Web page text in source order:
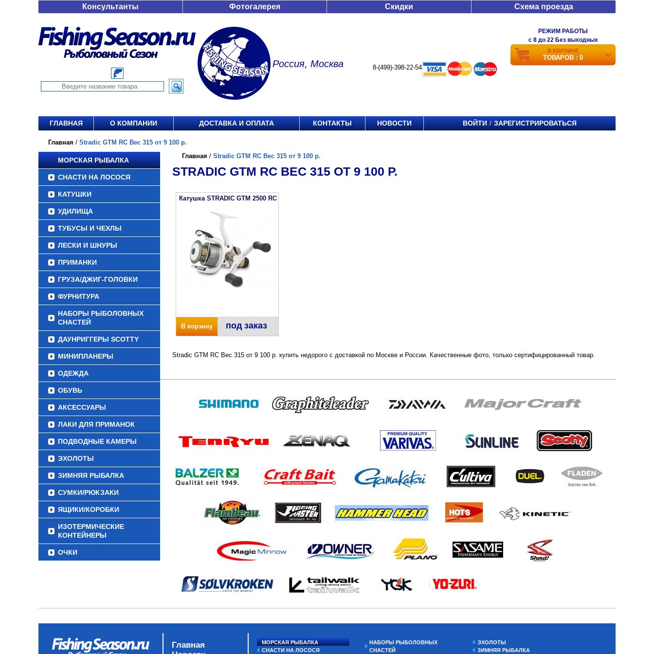
Консультанты Фотогалерея Скидки Схема проезда
Россия, Москва 8-(499)-398-22-54
РЕЖИМ РАБОТЫ
c 8 до 22 Без выходных
В КОРЗИНЕ
ТОВАРОВ : 0
ГЛАВНАЯ О КОМПАНИИ ДОСТАВКА И ОПЛАТА КОНТАКТЫ НОВОСТИ ВОЙТИ / ЗАРЕГИСТРИРОВАТЬСЯ
Главная / Stradic GTM RC Вес 315 от 9 100 р.
МОРСКАЯ РЫБАЛКА
СНАСТИ НА ЛОСОСЯ
КАТУШКИ
УДИЛИЩА
ТУБУСЫ И ЧЕХЛЫ
ЛЕСКИ И ШНУРЫ
ПРИМАНКИ
ГРУЗА/ДЖИГ-ГОЛОВКИ
ФУРНИТУРА
НАБОРЫ РЫБОЛОВНЫХ
СНАСТЕЙ
ДАУНРИГГЕРЫ SCOTTY
МИНИПЛАНЕРЫ
ОДЕЖДА
ОБУВЬ
АКСЕССУАРЫ
ЛАКИ ДЛЯ ПРИМАНОК
ПОДВОДНЫЕ КАМЕРЫ
ЭХОЛОТЫ
ЗИМНЯЯ РЫБАЛКА
СУМКИ/РЮКЗАКИ
ЯЩИКИ/КОРОБКИ
ИЗОТЕРМИЧЕСКИЕ
КОНТЕЙНЕРЫ
ОЧКИ
Главная / Stradic GTM RC Вес 315 от 9 100 р.
STRADIC GTM RC ВЕС 315 ОТ 9 100 Р.
Катушка STRADIC GTM 2500 RC
В корзину под заказ
Stradic GTM RC Вес 315 от 9 100 р. купить недорого с доставкой по Москве и России. Качественные фото, только сертифицированный товар.
Главная
МОРСКАЯ РЫБАЛКА
СНАСТИ НА ЛОСОСЯ
НАБОРЫ РЫБОЛОВНЫХ
СНАСТЕЙ
ЭХОЛОТЫ
ЗИМНЯЯ РЫБАЛКА